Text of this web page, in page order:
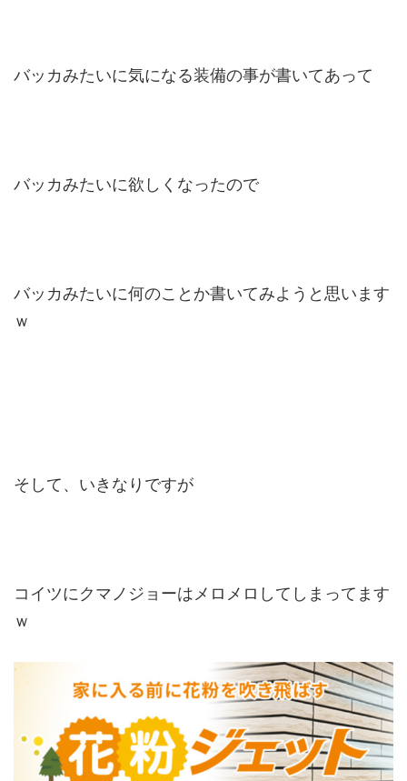
バッカみたいに気になる装備の事が書いてあって
バッカみたいに欲しくなったので
バッカみたいに何のことか書いてみようと思います
ｗ
そして、いきなりですが
コイツにクマノジョーはメロメロしてしまってます
ｗ